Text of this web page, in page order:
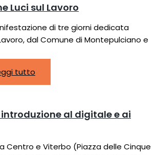
Luci sul Lavoro
di tre giorni dedicata
dal Comune di Montepulciano e
tutto
introduzione al digitale e ai
Centro e Viterbo (Piazza delle Cinque